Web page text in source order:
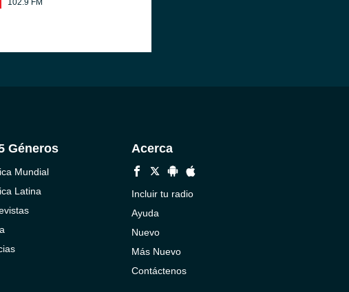
102.9 FM
Géneros
Mundial
Latina
Acerca
Incluir tu radio
Ayuda
Nuevo
Más Nuevo
Contáctenos